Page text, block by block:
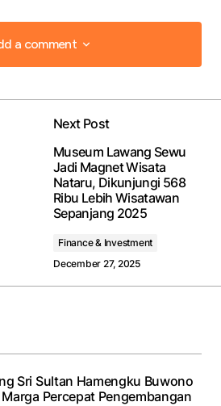
a comment
a comment
and website in this browser
Next Post
Museum Lawang Sewu
Jadi Magnet Wisata
Nataru, Dikunjungi 568
Ribu Lebih Wisatawan
Sepanjang 2025
Finance & Investment
December 27, 2025
Sri Sultan Hamengku Buwono
Percepat Pengembangan